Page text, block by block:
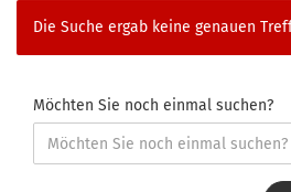
Die Suche ergab keine genauen
Möchten Sie noch einmal suchen?